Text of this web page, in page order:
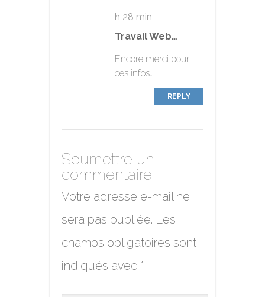
h 28 min
Travail Web…
Encore merci pour
ces infos…
REPLY
Soumettre un
commentaire
Votre adresse e-mail ne
sera pas publiée. Les
champs obligatoires sont
indiqués avec *